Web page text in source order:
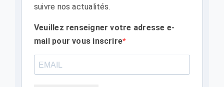
suivre nos actualités.
Veuillez renseigner votre adresse e-
mail pour vous inscrire